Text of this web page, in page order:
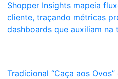
Shopper Insights mapeia
cliente, traçando métricas
dashboards que auxiliam
Tradicional “Caça aos